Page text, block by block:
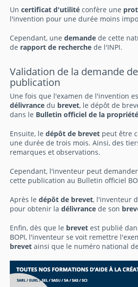
Un certificat d'utilité confère une
l'invention pour une durée moins
Cependant, une demande de cette
de rapport de recherche de l'INPI.
Validation de la demande
publication
Une fois que l'examen de l'invention
délivrance du brevet, le dépôt de
dans le Bulletin officiel de la
Ensuite, le dépôt de brevet peut être
une durée de trois mois. Ainsi, des
remarques et observations.
Cependant, l'inventeur peut
cette publication au Bulletin officiel
Après le dépôt de brevet, l'inventeur
pour obtenir la délivrance de son
Enfin, dès que le brevet est publié
BOPI, l'inventeur se voit remettre
brevet ainsi que le numéro national de